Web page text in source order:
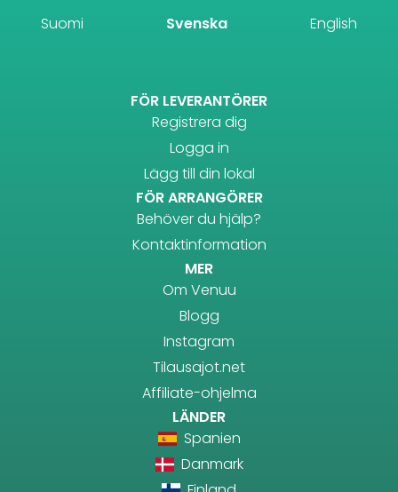
Suomi Svenska English
FÖR LEVERANTÖRER
Registrera dig
Logga in
Lägg till din lokal
FÖR ARRANGÖRER
Behöver du hjälp?
Kontaktinformation
MER
Om Venuu
Blogg
Instagram
Tilausajot.net
Affiliate-ohjelma
LÄNDER
Spanien
Danmark